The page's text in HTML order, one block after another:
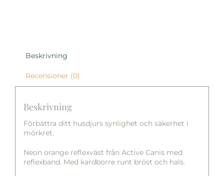
Beskrivning
Recensioner (0)
Beskrivning
Förbättra ditt husdjurs synlighet och säkerhet i
mörkret.
Neon orange reflexväst från Active Canis med
reflexband. Med kardborre runt bröst och hals.